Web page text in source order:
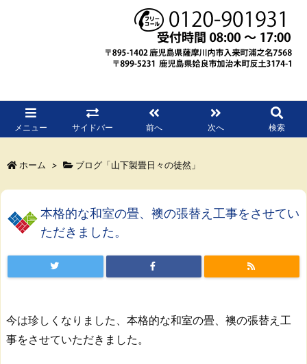
メニュー サイドバー 前へ 次へ 検索
ホーム > ブログ「山下製畳日々の徒然」
本格的な和室の畳、襖の張替え工事をさせてい
ただきました。
今は珍しくなりました、本格的な和室の畳、襖の張替え工
事をさせていただきました。